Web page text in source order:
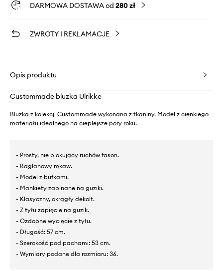
DARMOWA DOSTAWA od 280 zł
ZWROTY I REKLAMACJE
Opis produktu
Custommade bluzka Ulrikke
Bluzka z kolekcji Custommade wykonana z tkaniny. Model z cienkiego
materiału idealnego na cieplejsze pory roku.
- Prosty, nie blokujący ruchów fason.
- Raglanowy rękaw.
- Model z bufkami.
- Mankiety zapinane na guziki.
- Klasyczny, okrągły dekolt.
- Z tyłu zapięcie na guzik.
- Ozdobne wycięcie z tyłu.
- Długość: 57 cm.
- Szerokość pod pachami: 53 cm.
- Wymiary podane dla rozmiaru: 36.